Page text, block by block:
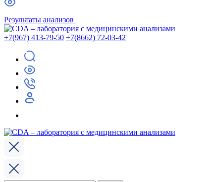
Результаты анализов
+7(967) 413-79-50 +7(8662) 72-03-42